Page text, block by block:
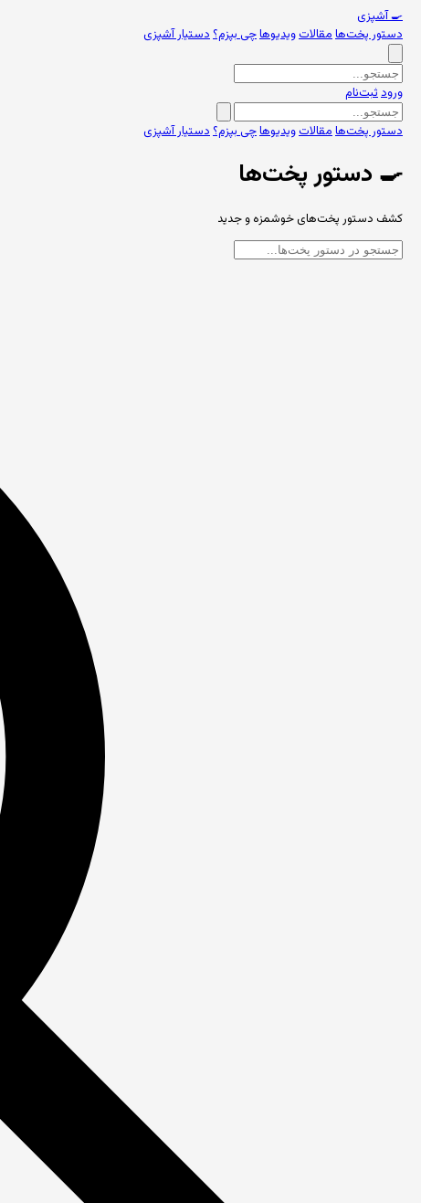
🍳آشپزی
دستور پخت‌هامقالاتویدیوهاچی بپزم؟دستیار آشپزی
ورودثبت‌نام
دستور پخت‌هامقالاتویدیوهاچی بپزم؟دستیار آشپزی
🍳 دستور پخت‌ها
کشف دستور پخت‌های خوشمزه و جدید